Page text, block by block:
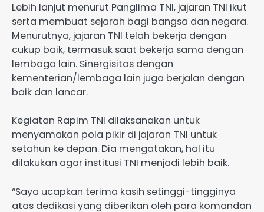
Lebih lanjut menurut Panglima TNI, jajaran TNI ikut
serta membuat sejarah bagi bangsa dan negara.
Menurutnya, jajaran TNI telah bekerja dengan
cukup baik, termasuk saat bekerja sama dengan
lembaga lain. Sinergisitas dengan
kementerian/lembaga lain juga berjalan dengan
baik dan lancar.
Kegiatan Rapim TNI dilaksanakan untuk
menyamakan pola pikir di jajaran TNI untuk
setahun ke depan. Dia mengatakan, hal itu
dilakukan agar institusi TNI menjadi lebih baik.
“Saya ucapkan terima kasih setinggi-tingginya
atas dedikasi yang diberikan oleh para komandan